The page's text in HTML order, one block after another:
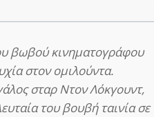
βωβού κινηματογράφου
στον ομιλούντα.
σταρ Ντον Λόκγουντ,
του βουβή ταινία σε